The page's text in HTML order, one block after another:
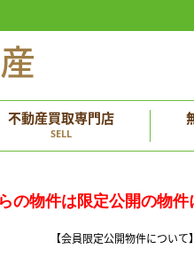
不動産買取専門店
SELL
の物件は限定公開の物件
【会員限定公開物件について】